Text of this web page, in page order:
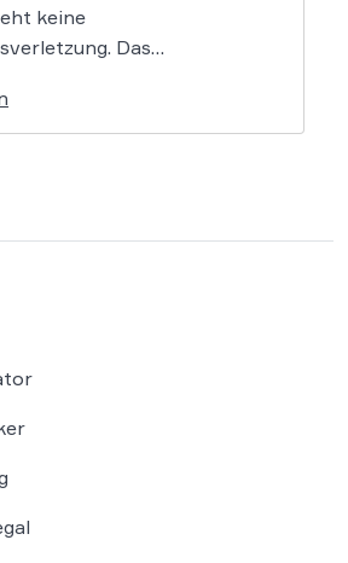
keine
Das
nicht geschützt sind
Umgestaltung zulässig